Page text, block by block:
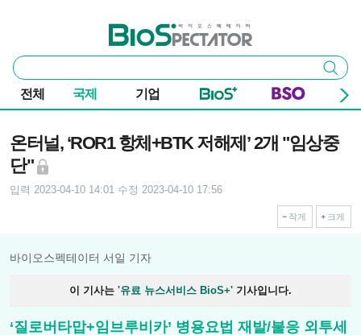
바이오스펙테이터
통
합
검
색
검색
전체 국제 기업
온터널, ‘ROR1 항체+BTK 저해제’ 2개 "임상중
단"
입력 2023-04-10 14:01 수정 2023-04-10 17:56
작게 크게
바이오스펙테이터 서일 기자
이 기사는 '유료 뉴스서비스 BioS+' 기사입니다.
‘질로버타맙+임브루비카’ 병용요법 재발/불응 외투세